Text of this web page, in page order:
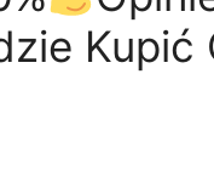
Kupić